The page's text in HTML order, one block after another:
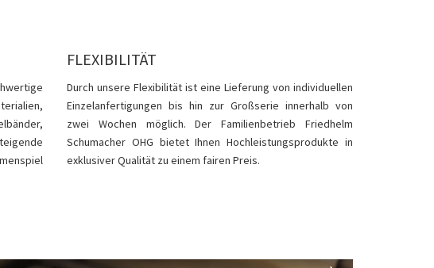
FLEXIBILITÄT
Durch unsere Flexibilität ist eine Lieferung von individuellen
Einzelanfertigungen bis hin zur Großserie innerhalb von
zwei Wochen möglich. Der Familienbetrieb Friedhelm
Schumacher OHG bietet Ihnen Hochleistungsprodukte in
exklusiver Qualität zu einem fairen Preis.